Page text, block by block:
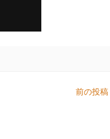
前の投稿